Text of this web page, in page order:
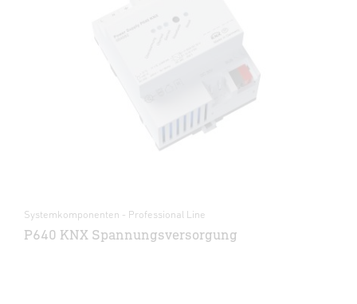
Systemkomponenten - Professional Line
P640 KNX Spannungsversorgung